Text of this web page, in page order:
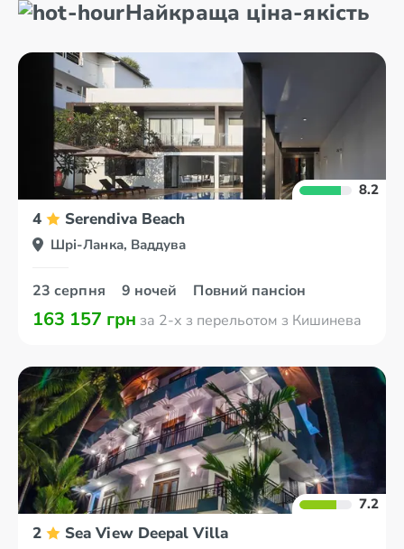
Найкраща ціна-якість
8.2
4 Serendiva Beach
Шрі-Ланка, Ваддува
23 серпня 9 ночей Повний пансіон
163 157 грн за 2-х з перельотом з Кишинева
7.2
2 Sea View Deepal Villa